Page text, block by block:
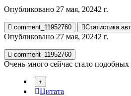
Опубликовано 27 мая, 20242 г.
comment_11952760 Статистика
Опубликовано 27 мая, 20242 г.
comment_11952760
Очень много сейчас стало
Цитата